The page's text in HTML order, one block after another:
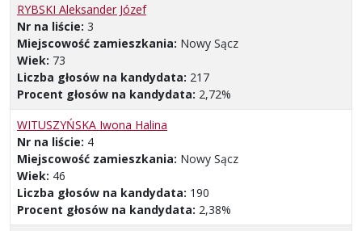
RYBSKI Aleksander Józef
Nr na liście: 3
Miejscowość zamieszkania: Nowy Sącz
Wiek: 73
Liczba głosów na kandydata: 217
Procent głosów na kandydata: 2,72%
WITUSZYŃSKA Iwona Halina
Nr na liście: 4
Miejscowość zamieszkania: Nowy Sącz
Wiek: 46
Liczba głosów na kandydata: 190
Procent głosów na kandydata: 2,38%